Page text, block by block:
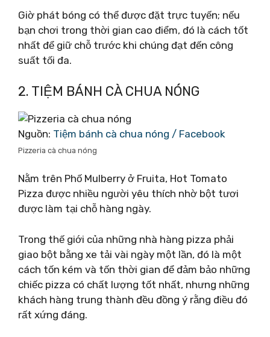
Giờ phát bóng có thể được đặt trực tuyến; nếu
bạn chơi trong thời gian cao điểm, đó là cách tốt
nhất để giữ chỗ trước khi chúng đạt đến công
suất tối đa.
2. TIỆM BÁNH CÀ CHUA NÓNG
Nguồn: Tiệm bánh cà chua nóng / Facebook
Pizzeria cà chua nóng
Nằm trên Phố Mulberry ở Fruita, Hot Tomato
Pizza được nhiều người yêu thích nhờ bột tươi
được làm tại chỗ hàng ngày.
Trong thế giới của những nhà hàng pizza phải
giao bột bằng xe tải vài ngày một lần, đó là một
cách tốn kém và tốn thời gian để đảm bảo những
chiếc pizza có chất lượng tốt nhất, nhưng những
khách hàng trung thành đều đồng ý rằng điều đó
rất xứng đáng.